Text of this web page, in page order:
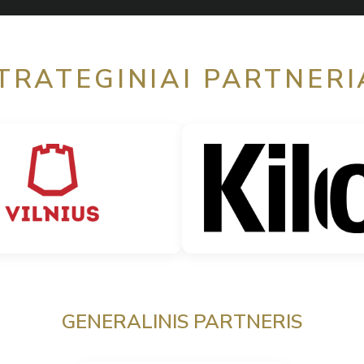
GENERALINIS PARTNERIS